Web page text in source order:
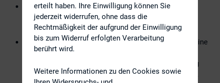
Fragen Sie bei dem entsprechenden Hallenbetreiber
nach, wie aktuell bei vergleichbaren
Großveranstaltungen verfahren wird.
Klären Sie im Vorfeld, ob und wie Sie die HV auch online
übertragen können. Rechtliche Bestimmungen hierzu
. In der HV-Einladung
könnte dann auf die Möglichkeit hingewiesen werden,
erteilt haben. Ihre Einwilligung können Sie
jederzeit widerrufen, ohne dass die
Rechtmäßigkeit der aufgrund der Einwilligung
bis zum Widerruf erfolgten Verarbeitung
berührt wird.
Weitere Informationen zu den Cookies sowie